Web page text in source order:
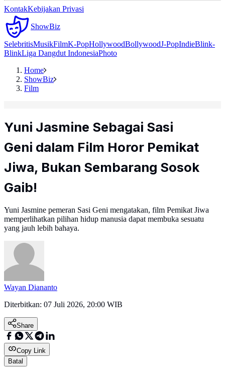
KontakKebijakan Privasi
ShowBiz
SelebritisMusikFilmK-PopHollywoodBollywoodJ-PopIndieBlink-
BlinkLiga Dangdut IndonesiaPhoto
Home
ShowBiz
Film
Yuni Jasmine Sebagai Sasi
Geni dalam Film Horor Pemikat
Jiwa, Bukan Sembarang Sosok
Gaib!
Yuni Jasmine pemeran Sasi Geni mengatakan, film Pemikat Jiwa
memperlihatkan pilihan hidup manusia dapat membuka sesuatu
yang jauh lebih bahaya.
Wayan Diananto
Diterbitkan: 07 Juli 2026, 20:00 WIB
Share
Copy Link
Batal